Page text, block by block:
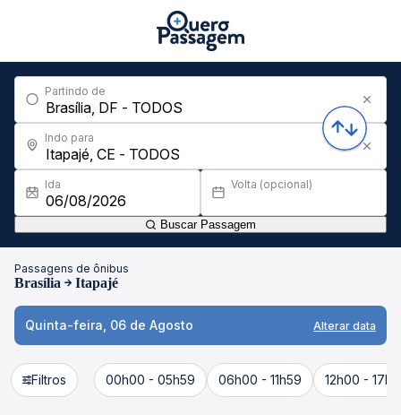
Partindo de
Indo para
Ida Volta (opcional)
Buscar Passagem
Passagens de ônibus
Brasília Itapajé
Quinta-feira, 06 de Agosto Alterar data
Filtros 00h00 - 05h59 06h00 - 11h59 12h00 -